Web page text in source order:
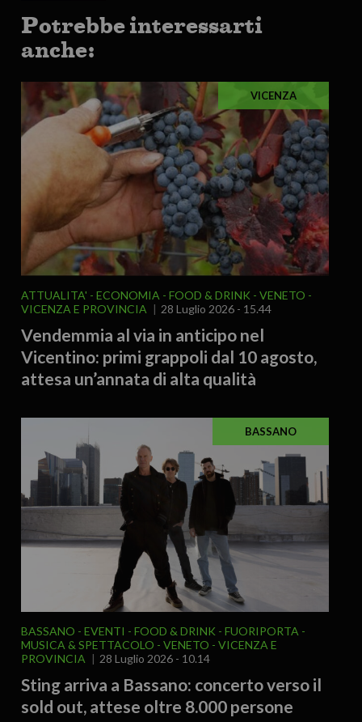
Potrebbe interessarti
anche:
VICENZA
ATTUALITA' ECONOMIA FOOD & DRINK
VENETO
VICENZA E PROVINCIA
28 Luglio 2026 - 15.44
Vendemmia al via in anticipo nel
Vicentino: primi grappoli dal 10 agosto,
attesa un’annata di alta qualità
BASSANO
BASSANO EVENTI FOOD & DRINK
FUORIPORTA
MUSICA & SPETTACOLO
VENETO
VICENZA E
PROVINCIA
28 Luglio 2026 - 10.14
Sting arriva a Bassano: concerto verso il
sold out, attese oltre 8.000 persone